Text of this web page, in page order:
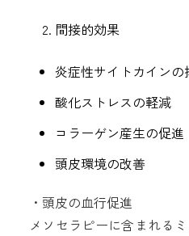
間接的効果
炎症性サイトカインの
酸化ストレスの軽減
コラーゲン産生の促進
頭皮環境の改善
・頭皮の血行促進
メソセラピーに含まれる